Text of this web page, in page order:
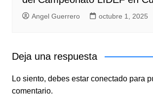
Angel Guerrero octubre 1, 2025
Deja una respuesta
Lo siento, debes estar conectadopara
comentario.